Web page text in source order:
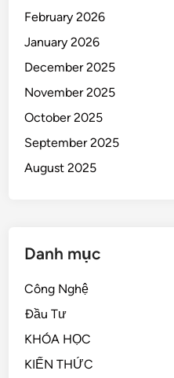
February 2026
January 2026
December 2025
November 2025
October 2025
September 2025
August 2025
Danh mục
Công Nghệ
Đầu Tư
KHÓA HỌC
KIẾN THỨC